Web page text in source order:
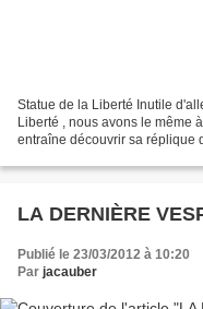
Statue de la Liberté Inutile
Liberté , nous avons le même
entraîne découvrir sa réplique
LA DERNIÈRE
Publié le 23/03/2012 à 10:20
Par jacauber